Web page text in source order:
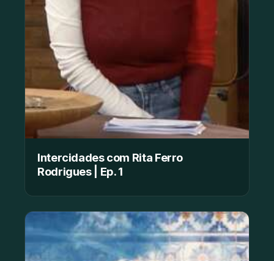
Intercidades com Rita Ferro
Rodrigues | Ep. 1